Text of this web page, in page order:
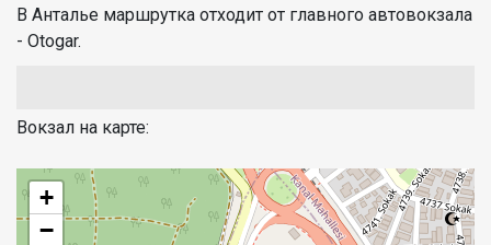
В Анталье маршрутка отходит от главного автовокзала
- Otogar.
Вокзал на карте:
+
−